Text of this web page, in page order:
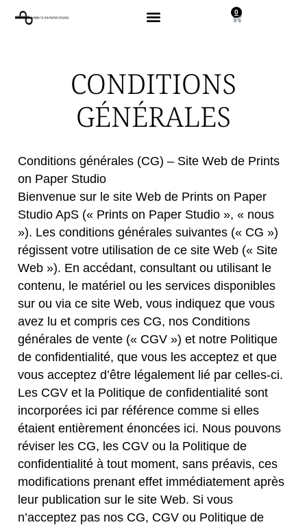
0
CONDITIONS
GÉNÉRALES
Conditions générales (CG) – Site Web de Prints
on Paper Studio
Bienvenue sur le site Web de Prints on Paper
Studio ApS (« Prints on Paper Studio », « nous
»). Les conditions générales suivantes (« CG »)
régissent votre utilisation de ce site Web (« Site
Web »). En accédant, consultant ou utilisant le
contenu, le matériel ou les services disponibles
sur ou via ce site Web, vous indiquez que vous
avez lu et compris ces CG, nos Conditions
générales de vente (« CGV ») et notre Politique
de confidentialité, que vous les acceptez et que
vous acceptez d’être légalement lié par celles-ci.
Les CGV et la Politique de confidentialité sont
incorporées ici par référence comme si elles
étaient entièrement énoncées ici. Nous pouvons
réviser les CG, les CGV ou la Politique de
confidentialité à tout moment, sans préavis, ces
modifications prenant effet immédiatement après
leur publication sur le site Web. Si vous
n’acceptez pas nos CG, CGV ou Politique de